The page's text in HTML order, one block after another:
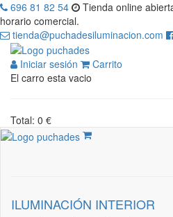
696 81 82 54 Tienda online
horario comercial.
tienda@puchadesiluminacion.com
Iniciar sesión
Carrito
El carro esta vacio
Total: 0 €
ILUMINACIÓN INTERIOR